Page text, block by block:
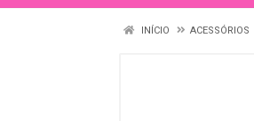
INÍCIO ACESSÓRIOS